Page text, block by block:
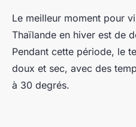
Le meilleur moment pour
Thaïlande en hiver est de
Pendant cette période, le
doux et sec, avec des
à 30 degrés.